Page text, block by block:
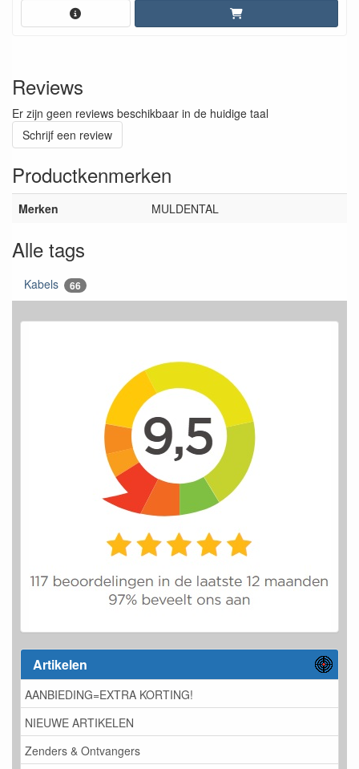
Artikelen
AANBIEDING=EXTRA KORTING!
NIEUWE ARTIKELEN
Zenders & Ontvangers
Reviews
Er zijn geen reviews beschikbaar in de huidige taal
Schrijf een review
Productkenmerken
Merken MULDENTAL
Alle tags
Kabels 66